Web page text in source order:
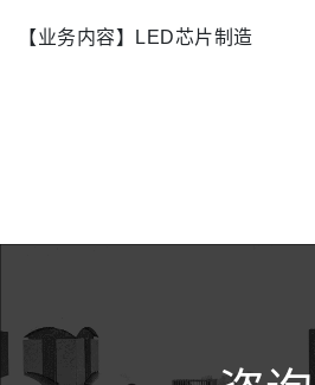
【业务内容】LED芯片制造